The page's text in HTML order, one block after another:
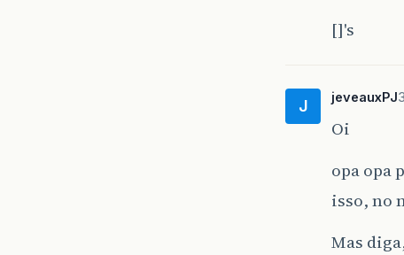
[]'s
J jeveauxPJ
Oi
opa opa
isso, no
Mas